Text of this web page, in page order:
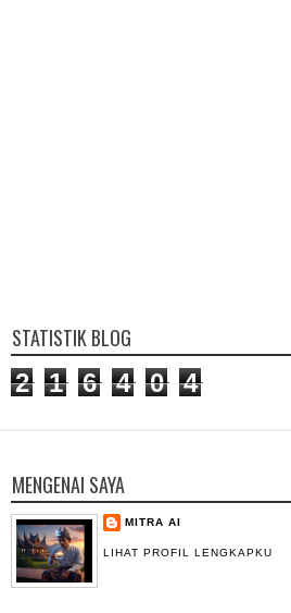
STATISTIK BLOG
2 1 6 4 0 4
MENGENAI SAYA
MITRA AI
LIHAT PROFIL LENGKAPKU